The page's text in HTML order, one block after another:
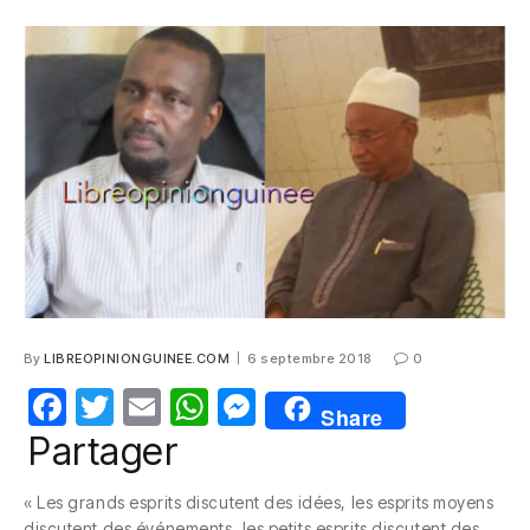
b
o
k
A
p
p
n
By LIBREOPINIONGUINEE.COM 6 septembre 2018 0
F
a
e
T
w
itt
er
E
m
W
s
M
e
e
Share
Partager
« Les grands esprits discutent des idées, les esprits moyens